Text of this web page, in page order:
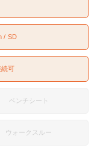
SD
続可
ベンチシート
ウォークスルー